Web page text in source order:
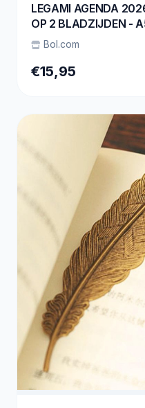
LEGAMI AGENDA
OP 2 BLADZIJDEN -
BINDING - TRAVEL
Bol.com
€15,95